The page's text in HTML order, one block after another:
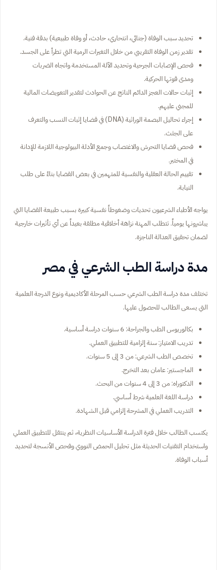
تحديد سبب الوفاة (جنائي، انتحاري، حادث، أو وفاة طبيعية) بدقة فنية.
تقدير زمن الوفاة التقريبي من خلال التغيرات الرمية التي تطرأ على الجسد.
فحص الإصابات الجرحية وتحديد الآلة المستخدمة واتجاه الضربات
ومدى قوتها الحركية.
إثبات حالات العجز الدائم الناتج عن الحوادث لتقدير التعويضات المالية
للمجني عليهم.
إجراء تحاليل البصمة الوراثية (DNA) في قضايا إثبات النسب والتعرف
على الجثث.
فحص قضايا التحرش والاغتصاب وجمع الأدلة البيولوجية اللازمة للإدانة
في المختبر.
تقييم الحالة العقلية والنفسية للمتهمين في بعض القضايا بناءً على طلب
النيابة.
يواجه الأطباء الشرعيون تحديات وضغوطاً نفسية كبيرة بسبب طبيعة القضايا التي
يباشرونها يومياً. تتطلب المهنة نزاهة أخلاقية مطلقة بعيداً عن أي تأثيرات خارجية
لضمان تحقيق العدالة الناجزة.
مدة دراسة الطب الشرعي في مصر
تختلف مدة دراسة الطب الشرعي حسب المرحلة الأكاديمية ونوع الدرجة العلمية
التي يسعى الطالب للحصول عليها.
بكالوريوس الطب والجراحة: 6 سنوات دراسة أساسية.
تدريب الامتياز: سنة إلزامية للتطبيق العملي.
تخصص الطب الشرعي: من 3 إلى 5 سنوات.
الماجستير: عامان بعد التخرج.
الدكتوراه: من 3 إلى 4 سنوات من البحث.
دراسة اللغة العلمية شرط أساسي.
التدريب العملي في المشرحة إلزامي قبل الشهادة.
يكتسب الطالب خلال فترة الدراسة الأساسيات النظرية، ثم ينتقل للتطبيق العملي
واستخدام التقنيات الحديثة مثل تحليل الحمض النووي وفحص الأنسجة لتحديد
أسباب الوفاة.